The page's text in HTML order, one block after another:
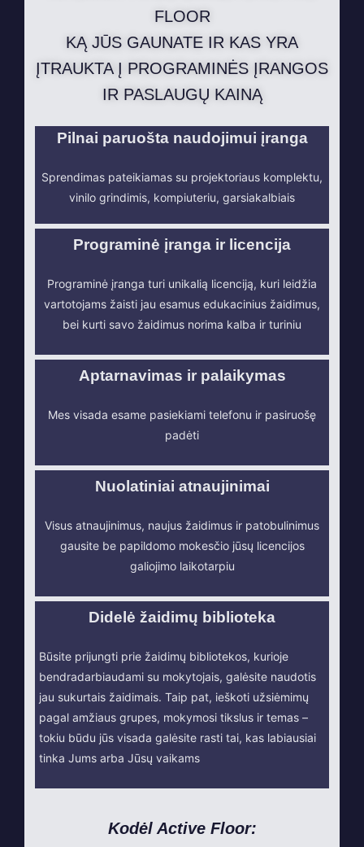
FLOOR
KĄ JŪS GAUNATE IR KAS YRA
ĮTRAUKTA Į PROGRAMINĖS ĮRANGOS
IR PASLAUGŲ KAINĄ
Pilnai paruošta naudojimui įranga
Sprendimas pateikiamas su projektoriaus komplektu,
vinilo grindimis, kompiuteriu, garsiakalbiais
Programinė įranga ir licencija
Programinė įranga turi unikalią licenciją, kuri leidžia
vartotojams žaisti jau esamus edukacinius žaidimus,
bei kurti savo žaidimus norima kalba ir turiniu
Aptarnavimas ir palaikymas
Mes visada esame pasiekiami telefonu ir pasiruošę
padėti
Nuolatiniai atnaujinimai
Visus atnaujinimus, naujus žaidimus ir patobulinimus
gausite be papildomo mokesčio jūsų licencijos
galiojimo laikotarpiu
Didelė žaidimų biblioteka
Būsite prijungti prie žaidimų bibliotekos, kurioje
bendradarbiaudami su mokytojais, galėsite naudotis
jau sukurtais žaidimais. Taip pat, ieškoti užsiėmimų
pagal amžiaus grupes, mokymosi tikslus ir temas –
tokiu būdu jūs visada galėsite rasti tai, kas labiausiai
tinka Jums arba Jūsų vaikams
Kodėl Active Floor: